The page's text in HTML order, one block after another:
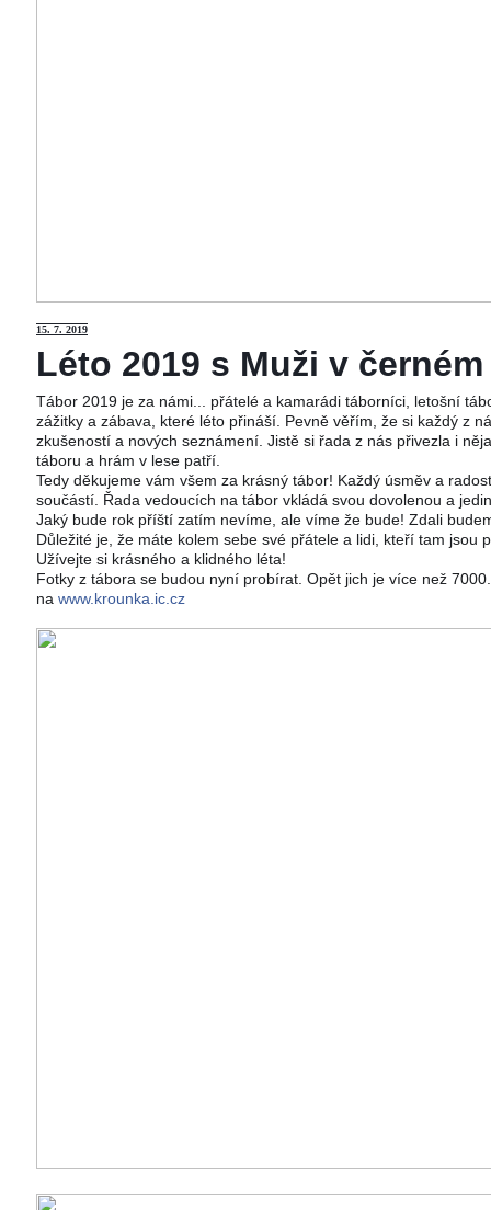
15. 7. 2019
Léto 2019 s Muži v
Tábor 2019 je za námi... přátelé a kamarádi táborníci, letošní
zážitky a zábava, které léto přináší. Pevně věřím, že si každý z
zkušeností a nových seznámení. Jistě si řada z nás přivezla i
táboru a hrám v lese patří.
Tedy děkujeme vám všem za krásný tábor! Každý úsměv a
součástí. Řada vedoucích na tábor vkládá svou dovolenou a
Jaký bude rok příští zatím nevíme, ale víme že bude! Zdali
Důležité je, že máte kolem sebe své přátele a lidi, kteří tam jsou
Užívejte si krásného a klidného léta!
Fotky z tábora se budou nyní probírat. Opět jich je více než
na www.krounka.ic.cz